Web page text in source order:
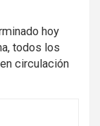
hoy
todos los
circulación